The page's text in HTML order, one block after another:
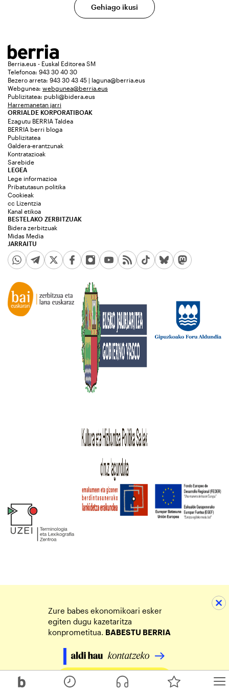
Gehiago ikusi
Berria.eus - Euskal Editorea SM
Telefonoa: 943 30 40 30
Bezero arreta: 943 30 43 45 | laguna@berria.eus
Webgunea: webgunea@berria.eus
Publizitatea: publi@bidera.eus
Harremanetan jarri
ORRIALDE KORPORATIBOAK
Ezagutu BERRIA Taldea
BERRIA berri bloga
Publizitatea
Galdera-erantzunak
Kontratazioak
Sarebide
JARRAITU
LEGEA
Lege informazioa
Pribatutasun politika
Cookieak
cc Lizentzia
Kanal etikoa
BESTELAKO ZERBITZUAK
Bidera zerbitzuak
Midas Media
Zure babes ekonomikoari esker
egiten dugu kazetaritza
konprometitua. BABESTU BERRIA
Egin zure ekarpena